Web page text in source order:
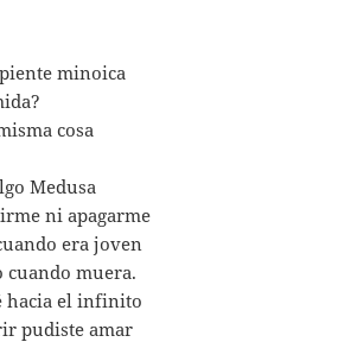
minoica
cosa
Medusa
ni apagarme
era joven
cuando muera.
hacia el infinito
pudiste amar